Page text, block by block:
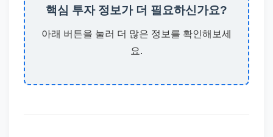
핵심 투자 정보가 더 필요하신가요?
아래 버튼을 눌러 더 많은 정보를 확인해보세
요.